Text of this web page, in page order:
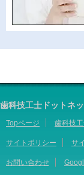
歯科技工士ドットネ
Topページ 歯科技
サイトポリシー サ
お問い合わせ